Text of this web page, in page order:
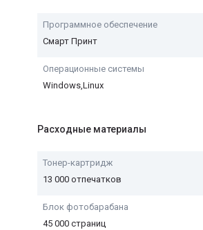
Программное обеспечение
Смарт Принт
Операционные системы
Windows,Linux
Расходные материалы
Тонер-картридж
13 000 отпечатков
Блок фотобарабана
45 000 страниц